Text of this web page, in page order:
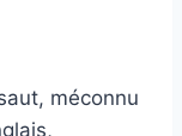
méconnu